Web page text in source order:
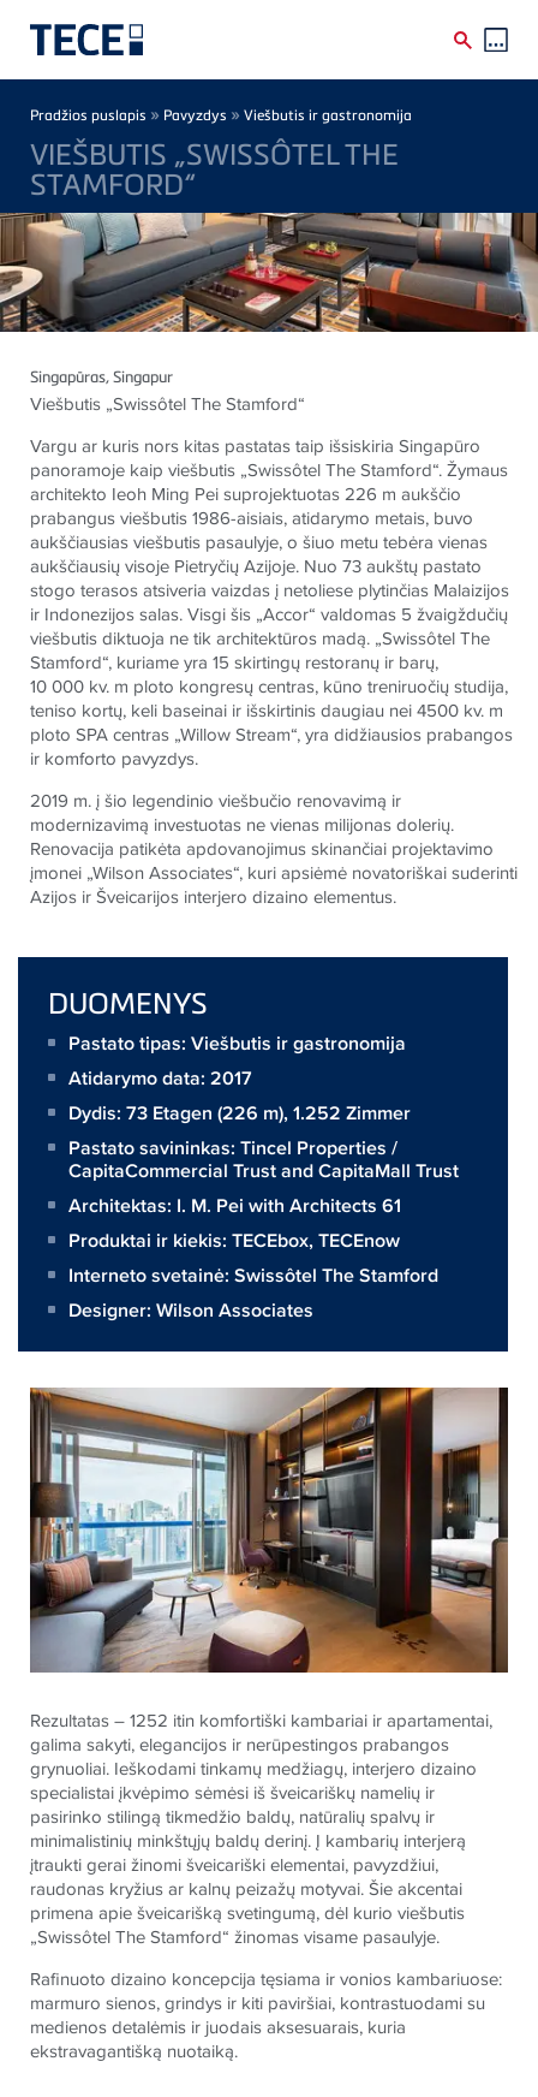
Breadcrumb
Pradžios puslapis » Pavyzdys » Viešbutis ir gastronomija
VIEŠBUTIS „SWISSÔTEL THE
STAMFORD“
Singapūras, Singapur
Viešbutis „Swissôtel The Stamford“
Vargu ar kuris nors kitas pastatas taip išsiskiria Singapūro
panoramoje kaip viešbutis „Swissôtel The Stamford“. Žymaus
architekto Ieoh Ming Pei suprojektuotas 226 m aukščio
prabangus viešbutis 1986-aisiais, atidarymo metais, buvo
aukščiausias viešbutis pasaulyje, o šiuo metu tebėra vienas
aukščiausių visoje Pietryčių Azijoje. Nuo 73 aukštų pastato
stogo terasos atsiveria vaizdas į netoliese plytinčias Malaizijos
ir Indonezijos salas. Visgi šis „Accor“ valdomas 5 žvaigždučių
viešbutis diktuoja ne tik architektūros madą. „Swissôtel The
Stamford“, kuriame yra 15 skirtingų restoranų ir barų,
10 000 kv. m ploto kongresų centras, kūno treniruočių studija,
teniso kortų, keli baseinai ir išskirtinis daugiau nei 4500 kv. m
ploto SPA centras „Willow Stream“, yra didžiausios prabangos
ir komforto pavyzdys.
2019 m. į šio legendinio viešbučio renovavimą ir
modernizavimą investuotas ne vienas milijonas dolerių.
Renovacija patikėta apdovanojimus skinančiai projektavimo
įmonei „Wilson Associates“, kuri apsiėmė novatoriškai suderinti
Azijos ir Šveicarijos interjero dizaino elementus.
DUOMENYS
Pastato tipas: Viešbutis ir gastronomija
Atidarymo data: 2017
Dydis: 73 Etagen (226 m), 1.252 Zimmer
Pastato savininkas: Tincel Properties /
CapitaCommercial Trust and CapitaMall Trust
Architektas: I. M. Pei with Architects 61
Produktai ir kiekis: TECEbox,TECEnow
Interneto svetainė: Swissôtel The Stamford
Designer: Wilson Associates
Rezultatas – 1252 itin komfortiški kambariai ir apartamentai,
galima sakyti, elegancijos ir nerūpestingos prabangos
grynuoliai. Ieškodami tinkamų medžiagų, interjero dizaino
specialistai įkvėpimo sėmėsi iš šveicariškų namelių ir
pasirinko stilingą tikmedžio baldų, natūralių spalvų ir
minimalistinių minkštųjų baldų derinį. Į kambarių interjerą
įtraukti gerai žinomi šveicariški elementai, pavyzdžiui,
raudonas kryžius ar kalnų peizažų motyvai. Šie akcentai
primena apie šveicarišką svetingumą, dėl kurio viešbutis
„Swissôtel The Stamford“ žinomas visame pasaulyje.
Rafinuoto dizaino koncepcija tęsiama ir vonios kambariuose:
marmuro sienos, grindys ir kiti paviršiai, kontrastuodami su
medienos detalėmis ir juodais aksesuarais, kuria
ekstravagantišką nuotaiką.